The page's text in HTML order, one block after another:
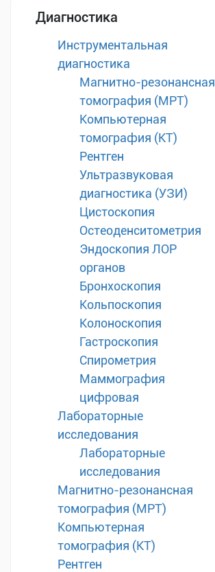
Диагностика
Инструментальная
диагностика
Магнитно-резонансная
томография (МРТ)
Компьютерная
томография (КТ)
Рентген
Ультразвуковая
диагностика (УЗИ)
Цистоскопия
Остеоденситометрия
Эндоскопия ЛОР
органов
Бронхоскопия
Кольпоскопия
Колоноскопия
Гастроскопия
Спирометрия
Маммография
цифровая
Лабораторные
исследования
Лабораторные
исследования
Магнитно-резонансная
томография (МРТ)
Компьютерная
томография (КТ)
Рентген